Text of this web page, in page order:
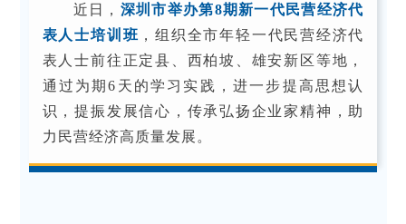
近日， 深圳市举办第8期新一代民营经济代
表人士培训班 ，组织全市年轻一代民营经济代
表人士前往正定县、西柏坡、雄安新区等地，
通过为期6天的学习实践，进一步提高思想认
识，提振发展信心，传承弘扬企业家精神，助
力民营经济高质量发展。